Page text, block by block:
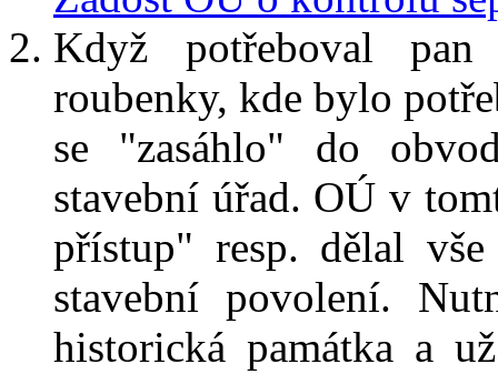
Když potřeboval
roubenky, kde bylo
se "zasáhlo" do
stavební úřad. OÚ v
přístup" resp. dělal
stavební povolení.
historická památka a